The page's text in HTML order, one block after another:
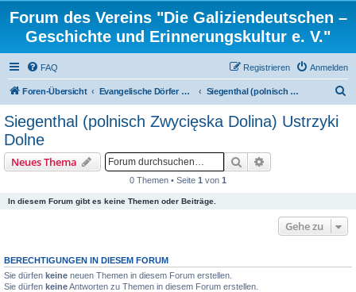
Forum des Vereins "Die Galiziendeutschen –
Geschichte und Erinnerungskultur e. V."
FAQ Anmelden
Registrieren
Foren-Übersicht Evangelische Dörfer und ortsbezogene Familienforschung Siegenthal (polnisch Zwycięska Dolina) Ustrzyki Dolne
Siegenthal (polnisch Zwycięska Dolina) Ustrzyki
Dolne
Neues Thema Suche
0 Themen • Seite 1 von 1
In diesem Forum gibt es keine Themen oder Beiträge.
Gehe zu
BERECHTIGUNGEN IN DIESEM FORUM
Sie dürfen keine neuen Themen in diesem Forum erstellen.
Sie dürfen keineAntworten zu Themen in diesem Forum erstellen.